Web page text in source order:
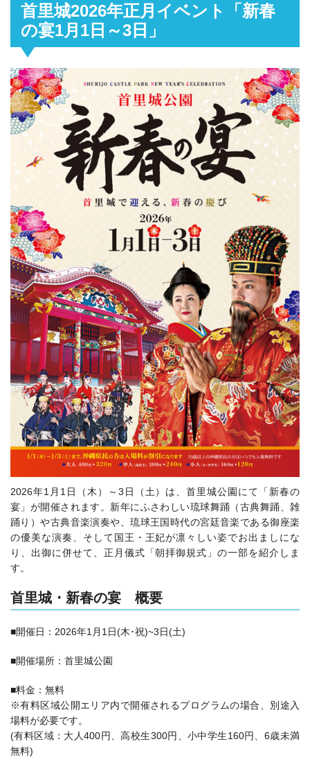
首里城2026年正月イベント「新春
の宴1月1日～3日」
2026年1月1日（木）～3日（土）は、首里城公園にて「新春の
宴」が開催されます。 新年にふさわしい琉球舞踊（古典舞踊、雑
踊り）や古典音楽演奏や、琉球王国時代の宮廷音楽である御座楽
の優美な演奏、そして国王・王妃が凛々しい姿でお出ましにな
り、出御に併せて、正月儀式「朝拝御規式」の一部を紹介しま
す。
首里城・新春の宴 概要
■開催日：2026年1月1日(木･祝)~3日(土)
■開催場所：首里城公園
■料金：無料
※有料区域公開エリア内で開催されるプログラムの場合、別途入
場料が必要です。
(有料区域：大人400円、高校生300円、小中学生160円、6歳未満
無料)